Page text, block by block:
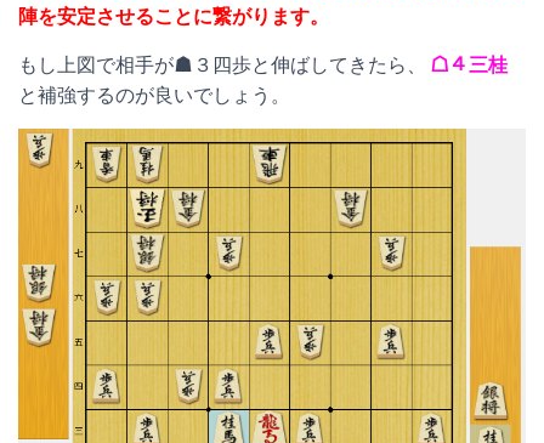
陣を安定させることに繋がります。
もし上図で相手が☗３四歩と伸ばしてきたら、
☖４三桂
と補強するのが良いでしょう。